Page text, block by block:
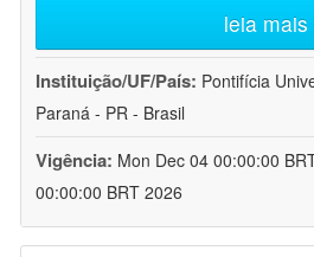
leia mais
Instituição/UF/País: Pontifícia
Paraná - PR - Brasil
Vigência: Mon Dec 04 00:00:00
00:00:00 BRT 2026